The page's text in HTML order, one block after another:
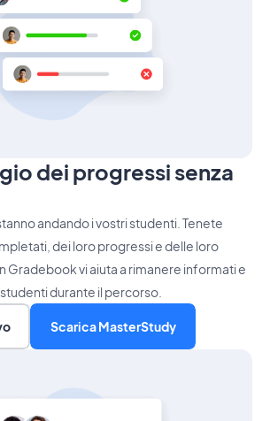
dei progressi senza
andando i vostri studenti. Tenete
dei loro progressi e delle loro
Gradebook vi aiuta a rimanere informati e
durante il percorso.
Scarica MasterStudy